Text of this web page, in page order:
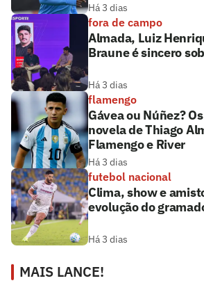
Há 3 dias
fora de campo
Almada, Luiz
Braune é sincero
Há 3 dias
flamengo
Gávea ou Núñez?
novela de Thiago
Flamengo e River
Há 3 dias
futebol nacional
Clima, show e
evolução do
Há 3 dias
MAIS LANCE!